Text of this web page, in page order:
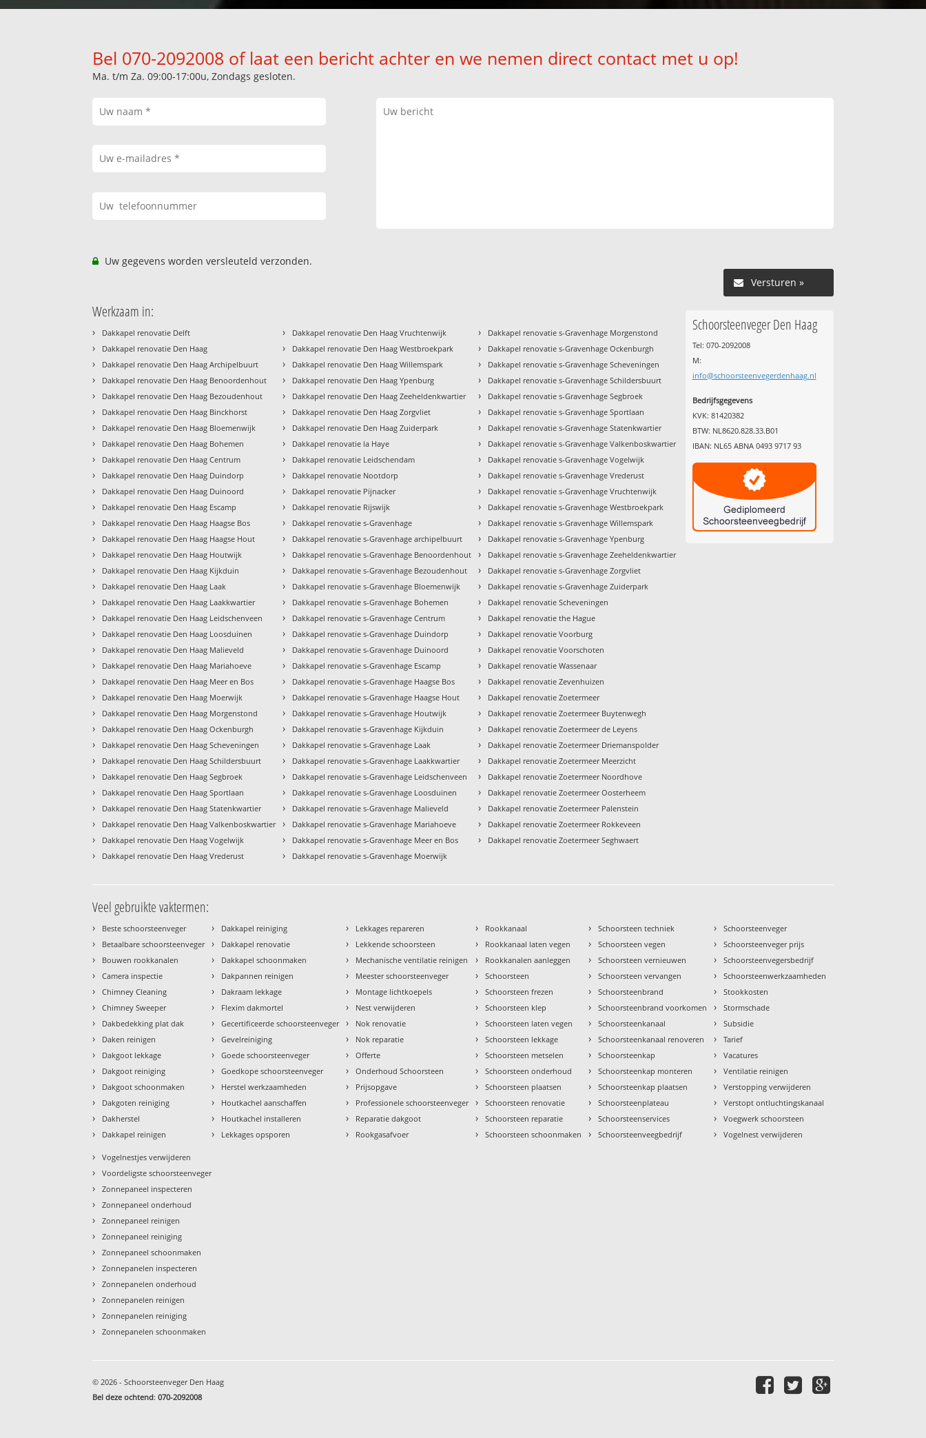
Bel 070-2092008 of laat een bericht achter en we nemen direct contact met u op!
Ma. t/m Za. 09:00-17:00u, Zondags gesloten.
Uw gegevens worden versleuteld verzonden.
Versturen »
Werkzaam in:
› Dakkapel renovatie Delft
› Dakkapel renovatie Den Haag
› Dakkapel renovatie Den Haag Archipelbuurt
› Dakkapel renovatie Den Haag Benoordenhout
› Dakkapel renovatie Den Haag Bezoudenhout
› Dakkapel renovatie Den Haag Binckhorst
› Dakkapel renovatie Den Haag Bloemenwijk
› Dakkapel renovatie Den Haag Bohemen
› Dakkapel renovatie Den Haag Centrum
› Dakkapel renovatie Den Haag Duindorp
› Dakkapel renovatie Den Haag Duinoord
› Dakkapel renovatie Den Haag Escamp
› Dakkapel renovatie Den Haag Haagse Bos
› Dakkapel renovatie Den Haag Haagse Hout
› Dakkapel renovatie Den Haag Houtwijk
› Dakkapel renovatie Den Haag Kijkduin
› Dakkapel renovatie Den Haag Laak
› Dakkapel renovatie Den Haag Laakkwartier
› Dakkapel renovatie Den Haag Leidschenveen
› Dakkapel renovatie Den Haag Loosduinen
› Dakkapel renovatie Den Haag Malieveld
› Dakkapel renovatie Den Haag Mariahoeve
› Dakkapel renovatie Den Haag Meer en Bos
› Dakkapel renovatie Den Haag Moerwijk
› Dakkapel renovatie Den Haag Morgenstond
› Dakkapel renovatie Den Haag Ockenburgh
› Dakkapel renovatie Den Haag Scheveningen
› Dakkapel renovatie Den Haag Schildersbuurt
› Dakkapel renovatie Den Haag Segbroek
› Dakkapel renovatie Den Haag Sportlaan
› Dakkapel renovatie Den Haag Statenkwartier
› Dakkapel renovatie Den Haag Valkenboskwartier
› Dakkapel renovatie Den Haag Vogelwijk
› Dakkapel renovatie Den Haag Vrederust
› Dakkapel renovatie Den Haag Vruchtenwijk
› Dakkapel renovatie Den Haag Westbroekpark
› Dakkapel renovatie Den Haag Willemspark
› Dakkapel renovatie Den Haag Ypenburg
› Dakkapel renovatie Den Haag Zeeheldenkwartier
› Dakkapel renovatie Den Haag Zorgvliet
› Dakkapel renovatie Den Haag Zuiderpark
› Dakkapel renovatie la Haye
› Dakkapel renovatie Leidschendam
› Dakkapel renovatie Nootdorp
› Dakkapel renovatie Pijnacker
› Dakkapel renovatie Rijswijk
› Dakkapel renovatie s-Gravenhage
› Dakkapel renovatie s-Gravenhage archipelbuurt
› Dakkapel renovatie s-Gravenhage Benoordenhout
› Dakkapel renovatie s-Gravenhage Bezoudenhout
› Dakkapel renovatie s-Gravenhage Bloemenwijk
› Dakkapel renovatie s-Gravenhage Bohemen
› Dakkapel renovatie s-Gravenhage Centrum
› Dakkapel renovatie s-Gravenhage Duindorp
› Dakkapel renovatie s-Gravenhage Duinoord
› Dakkapel renovatie s-Gravenhage Escamp
› Dakkapel renovatie s-Gravenhage Haagse Bos
› Dakkapel renovatie s-Gravenhage Haagse Hout
› Dakkapel renovatie s-Gravenhage Houtwijk
› Dakkapel renovatie s-Gravenhage Kijkduin
› Dakkapel renovatie s-Gravenhage Laak
› Dakkapel renovatie s-Gravenhage Laakkwartier
› Dakkapel renovatie s-Gravenhage Leidschenveen
› Dakkapel renovatie s-Gravenhage Loosduinen
› Dakkapel renovatie s-Gravenhage Malieveld
› Dakkapel renovatie s-Gravenhage Mariahoeve
› Dakkapel renovatie s-Gravenhage Meer en Bos
› Dakkapel renovatie s-Gravenhage Moerwijk
› Dakkapel renovatie s-Gravenhage Morgenstond
› Dakkapel renovatie s-Gravenhage Ockenburgh
› Dakkapel renovatie s-Gravenhage Scheveningen
› Dakkapel renovatie s-Gravenhage Schildersbuurt
› Dakkapel renovatie s-Gravenhage Segbroek
› Dakkapel renovatie s-Gravenhage Sportlaan
› Dakkapel renovatie s-Gravenhage Statenkwartier
› Dakkapel renovatie s-Gravenhage Valkenboskwartier
› Dakkapel renovatie s-Gravenhage Vogelwijk
› Dakkapel renovatie s-Gravenhage Vrederust
› Dakkapel renovatie s-Gravenhage Vruchtenwijk
› Dakkapel renovatie s-Gravenhage Westbroekpark
› Dakkapel renovatie s-Gravenhage Willemspark
› Dakkapel renovatie s-Gravenhage Ypenburg
› Dakkapel renovatie s-Gravenhage Zeeheldenkwartier
› Dakkapel renovatie s-Gravenhage Zorgvliet
› Dakkapel renovatie s-Gravenhage Zuiderpark
› Dakkapel renovatie Scheveningen
› Dakkapel renovatie the Hague
› Dakkapel renovatie Voorburg
› Dakkapel renovatie Voorschoten
› Dakkapel renovatie Wassenaar
› Dakkapel renovatie Zevenhuizen
› Dakkapel renovatie Zoetermeer
› Dakkapel renovatie Zoetermeer Buytenwegh
› Dakkapel renovatie Zoetermeer de Leyens
› Dakkapel renovatie Zoetermeer Driemanspolder
› Dakkapel renovatie Zoetermeer Meerzicht
› Dakkapel renovatie Zoetermeer Noordhove
› Dakkapel renovatie Zoetermeer Oosterheem
› Dakkapel renovatie Zoetermeer Palenstein
› Dakkapel renovatie Zoetermeer Rokkeveen
› Dakkapel renovatie Zoetermeer Seghwaert
Schoorsteenveger Den Haag
Tel: 070-2092008
M:
info@schoorsteenvegerdenhaag.nl
Bedrijfsgegevens
KVK: 81420382
BTW: NL8620.828.33.B01
IBAN: NL65 ABNA 0493 9717 93
Veel gebruikte vaktermen:
› Beste schoorsteenveger
› Betaalbare schoorsteenveger
› Bouwen rookkanalen
› Camera inspectie
› Chimney Cleaning
› Chimney Sweeper
› Dakbedekking plat dak
› Daken reinigen
› Dakgoot lekkage
› Dakgoot reiniging
› Dakgoot schoonmaken
› Dakgoten reiniging
› Dakherstel
› Dakkapel reinigen
› Dakkapel reiniging
› Dakkapel renovatie
› Dakkapel schoonmaken
› Dakpannen reinigen
› Dakraam lekkage
› Flexim dakmortel
› Gecertificeerde schoorsteenveger
› Gevelreiniging
› Goede schoorsteenveger
› Goedkope schoorsteenveger
› Herstel werkzaamheden
› Houtkachel aanschaffen
› Houtkachel installeren
› Lekkages opsporen
› Lekkages repareren
› Lekkende schoorsteen
› Mechanische ventilatie reinigen
› Meester schoorsteenveger
› Montage lichtkoepels
› Nest verwijderen
› Nok renovatie
› Nok reparatie
› Offerte
› Onderhoud Schoorsteen
› Prijsopgave
› Professionele schoorsteenveger
› Reparatie dakgoot
› Rookgasafvoer
› Rookkanaal
› Rookkanaal laten vegen
› Rookkanalen aanleggen
› Schoorsteen
› Schoorsteen frezen
› Schoorsteen klep
› Schoorsteen laten vegen
› Schoorsteen lekkage
› Schoorsteen metselen
› Schoorsteen onderhoud
› Schoorsteen plaatsen
› Schoorsteen renovatie
› Schoorsteen reparatie
› Schoorsteen schoonmaken
› Schoorsteen techniek
› Schoorsteen vegen
› Schoorsteen vernieuwen
› Schoorsteen vervangen
› Schoorsteenbrand
› Schoorsteenbrand voorkomen
› Schoorsteenkanaal
› Schoorsteenkanaal renoveren
› Schoorsteenkap
› Schoorsteenkap monteren
› Schoorsteenkap plaatsen
› Schoorsteenplateau
› Schoorsteenservices
› Schoorsteenveegbedrijf
› Schoorsteenveger
› Schoorsteenveger prijs
› Schoorsteenvegersbedrijf
› Schoorsteenwerkzaamheden
› Stookkosten
› Stormschade
› Subsidie
› Tarief
› Vacatures
› Ventilatie reinigen
› Verstopping verwijderen
› Verstopt ontluchtingskanaal
› Voegwerk schoorsteen
› Vogelnest verwijderen
› Vogelnestjes verwijderen
› Voordeligste schoorsteenveger
› Zonnepaneel inspecteren
› Zonnepaneel onderhoud
› Zonnepaneel reinigen
› Zonnepaneel reiniging
› Zonnepaneel schoonmaken
› Zonnepanelen inspecteren
› Zonnepanelen onderhoud
› Zonnepanelen reinigen
› Zonnepanelen reiniging
› Zonnepanelen schoonmaken
© 2026 - Schoorsteenveger Den Haag
Bel deze ochtend:070-2092008